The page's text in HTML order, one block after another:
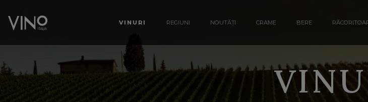
VINURI REGIUNI NOUTĂȚI CRAME BERE